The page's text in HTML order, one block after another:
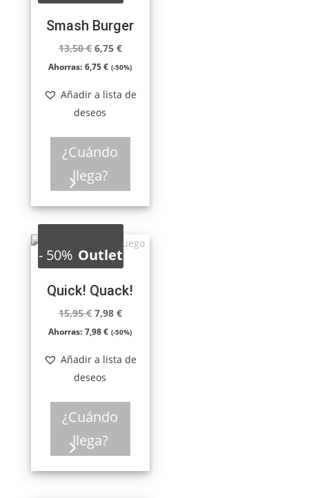
Smash Burger
13,50€ El
precio
era:
13,50 €.
6,75 €El
precio
es:
Ahorras: 6,75€ (-50%)
Añadir a lista de
deseos
¿Cuándo
llega?
-50% Outlet
Quick! Quack!
15,95€ El
precio
era:
15,95 €.
7,98 €El
precio
es:
Ahorras: 7,98€ (-50%)
Añadir a lista de
deseos
¿Cuándo
llega?